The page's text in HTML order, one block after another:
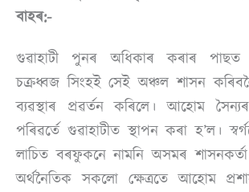
বাহৰ:-
গুৱাহাটী পুনৰ অধিকাৰ কৰাৰ পাছত
চক্ৰধ্বজ সিংহই সেই অঞ্চল শাসন
ব্যৱস্থাৰ প্ৰৱৰ্তন কৰিলে। আহোম
পৰিৱৰ্তে গুৱাহাটীত স্থাপন কৰা হ’ল।
লাচিত বৰফুকনে নামনি অসমৰ শাসনকৰ্তা
অৰ্থনৈতিক সকলো ক্ষেত্ৰতে আহোম